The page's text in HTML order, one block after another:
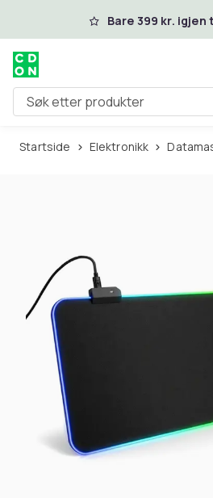
Hopp til hovedinnhold
Bare 399 kr.
Søk etter produkter
Startside Elektronikk